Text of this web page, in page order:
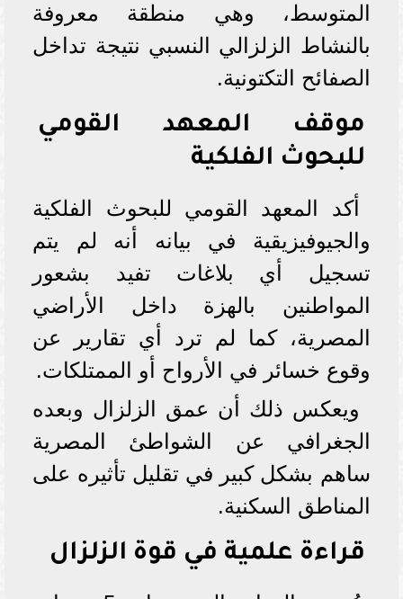
المتوسط، وهي منطقة معروفة
بالنشاط الزلزالي النسبي نتيجة تداخل
الصفائح التكتونية.
موقف المعهد القومي
للبحوث الفلكية
أكد المعهد القومي للبحوث الفلكية
والجيوفيزيقية في بيانه أنه لم يتم
تسجيل أي بلاغات تفيد بشعور
المواطنين بالهزة داخل الأراضي
المصرية، كما لم ترد أي تقارير عن
وقوع خسائر في الأرواح أو الممتلكات.
ويعكس ذلك أن عمق الزلزال وبعده
الجغرافي عن الشواطئ المصرية
ساهم بشكل كبير في تقليل تأثيره على
المناطق السكنية.
قراءة علمية في قوة الزلزال